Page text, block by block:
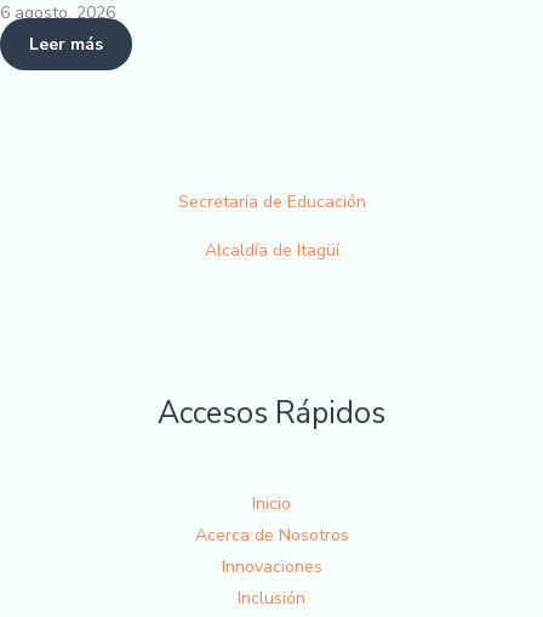
6 agosto, 2026
Leer más
Secretaría de Educación
Alcaldía de Itagüí
Accesos Rápidos
Inicio
Acerca de Nosotros
Innovaciones
Inclusión